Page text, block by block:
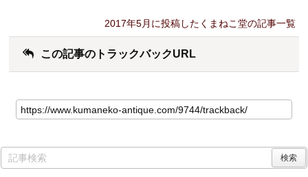
2017年5月に投稿したくまねこ堂の記事一覧
この記事のトラックバックURL